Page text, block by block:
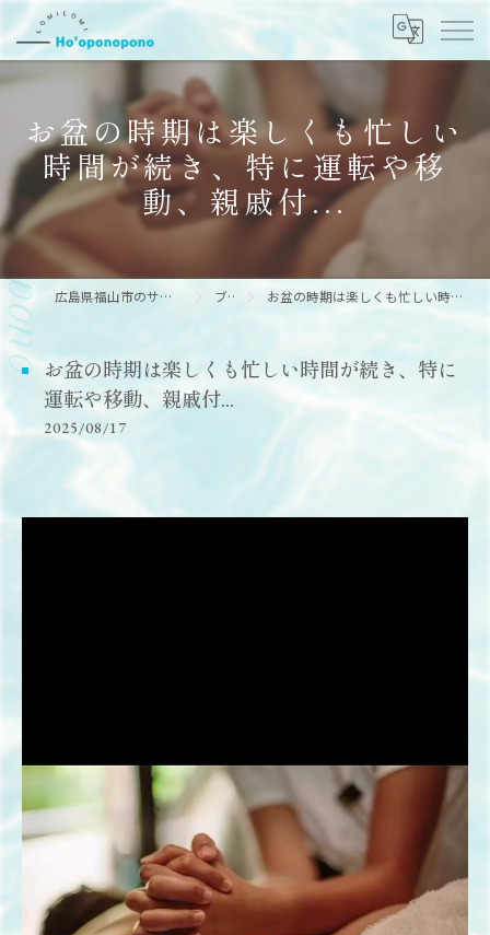
お盆の時期は楽しくも忙しい
時間が続き、特に運転や移
動、親戚付...
広島県福山市のサロンならHo’oponopono ブログ お盆の時期は楽しくも忙しい時間が続き、特に運転や移動、親戚付...
お盆の時期は楽しくも忙しい時間が続き、特に
運転や移動、親戚付...
2025/08/17